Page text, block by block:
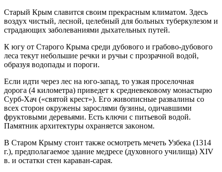
Старый Крым славится своим прекрасным климатом. Здесь
воздух чистый, лесной, целебный для больных туберкулезом и
страдающих заболеваниями дыхательных путей.
К югу от Старого Крыма среди дубового и грабово-дубового
леса текут небольшие речки и ручьи с прозрачной водой,
образуя водопады и пороги.
Если идти через лес на юго-запад, то узкая проселочная
дорога (4 километра) приведет к средневековому монастырю
Сурб-Хач («святой крест»). Его живописные развалины со
всех сторон окружены зарослями бузины, одичавшими
фруктовыми деревьями. Есть ключи с питьевой водой.
Памятник архитектуры охраняется законом.
В Старом Крыму стоит также осмотреть мечеть Узбека (1314
г.), предполагаемое здание медресе (духовного училища) XIV
в. и остатки стен караван-сарая.